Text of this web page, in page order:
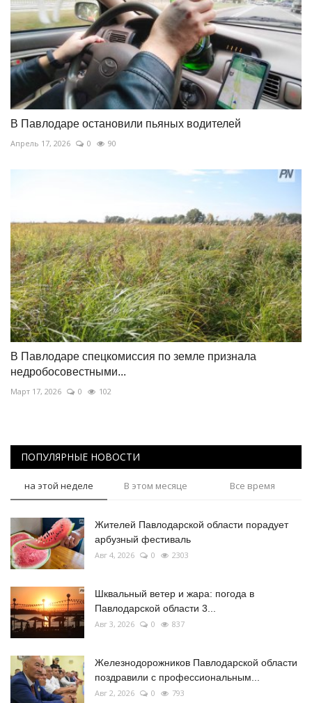
В Павлодаре остановили пьяных водителей
Апрель 17, 2026 0 90
В Павлодаре спецкомиссия по земле признала
недробосовестными...
Март 17, 2026 0 102
ПОПУЛЯРНЫЕ НОВОСТИ
на этой неделе В этом месяце Все время
Жителей Павлодарской области порадует
арбузный фестиваль
Авг 4, 2026 0 2303
Шквальный ветер и жара: погода в
Павлодарской области 3...
Авг 3, 2026 0 837
Железнодорожников Павлодарской области
поздравили с профессиональным...
Авг 2, 2026 0 793